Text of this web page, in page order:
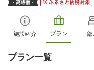
施設紹介 プラン 部
プラン一覧